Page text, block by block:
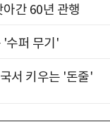
간 60년 관행
수퍼 무기'
서 키우는 '돈줄'